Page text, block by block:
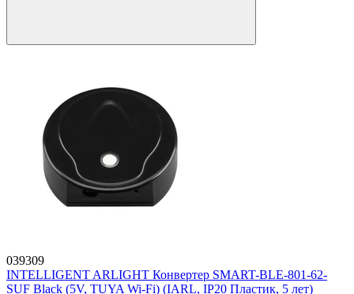
039309
INTELLIGENT ARLIGHT Конвертер SMART-BLE-801-62-
SUF Black (5V, TUYA Wi-Fi) (IARL, IP20 Пластик, 5 лет)